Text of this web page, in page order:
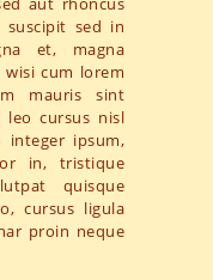
suscipit sed in
et, magna
cum lorem
mauris sint
leo cursus nisl
integer ipsum,
in, tristique
quisque
cursus ligula
proin neque